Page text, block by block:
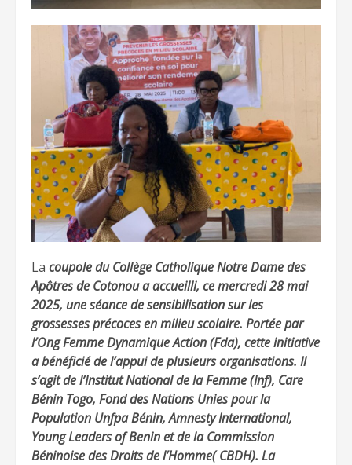
La coupole du Collège Catholique Notre Dame des
Apôtres de Cotonou a accueilli, ce mercredi 28 mai
2025, une séance de sensibilisation sur les
grossesses précoces en milieu scolaire. Portée par
l’Ong Femme Dynamique Action (Fda), cette initiative
a bénéficié de l’appui de plusieurs organisations. Il
s’agit de l’Institut National de la Femme (Inf), Care
Bénin Togo, Fond des Nations Unies pour la
Population Unfpa Bénin, Amnesty International,
Young Leaders of Benin et de la Commission
Béninoise des Droits de l’Homme( CBDH). La